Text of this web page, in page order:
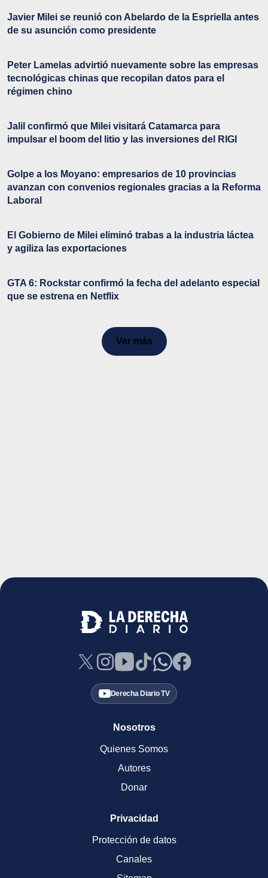
Javier Milei se reunió con Abelardo de la Espriella antes
de su asunción como presidente
Peter Lamelas advirtió nuevamente sobre las empresas
tecnológicas chinas que recopilan datos para el
régimen chino
Jalil confirmó que Milei visitará Catamarca para
impulsar el boom del litio y las inversiones del RIGI
Golpe a los Moyano: empresarios de 10 provincias
avanzan con convenios regionales gracias a la Reforma
Laboral
El Gobierno de Milei eliminó trabas a la industria láctea
y agiliza las exportaciones
GTA 6: Rockstar confirmó la fecha del adelanto especial
que se estrena en Netflix
Ver más
Derecha Diario TV
Nosotros
Quienes Somos
Autores
Donar
Privacidad
Protección de datos
Canales